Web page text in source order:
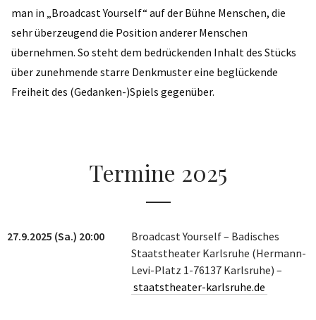
man in „Broadcast Yourself“ auf der Bühne Menschen, die
sehr überzeugend die Position anderer Menschen
übernehmen. So steht dem bedrückenden Inhalt des Stücks
über zunehmende starre Denkmuster eine beglückende
Freiheit des (Gedanken-)Spiels gegenüber.
Termine 2025
27.9.2025 (Sa.) 20:00
Broadcast Yourself – Badisches
Staatstheater Karlsruhe (Hermann-
Levi-Platz 1-76137 Karlsruhe) –
staatstheater-karlsruhe.de